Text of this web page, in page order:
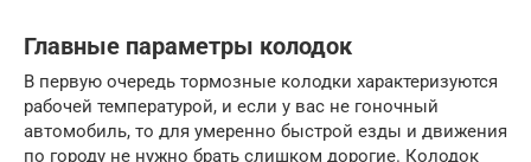
Главные параметры колодок
В первую очередь тормозные колодки характеризуются
рабочей температурой, и если у вас не гоночный
автомобиль, то для умеренно быстрой езды и движения
по городу не нужно брать слишком дорогие. Колодок